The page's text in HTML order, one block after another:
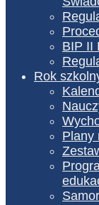
BIP II
Rok
Plany